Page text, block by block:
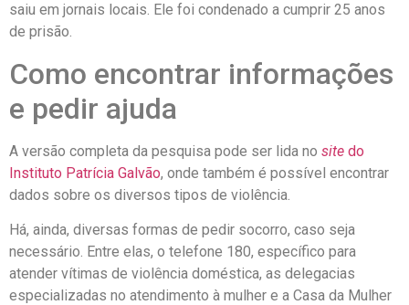
saiu em jornais locais. Ele foi condenado a cumprir 25 anos
de prisão.
Como encontrar informações
e pedir ajuda
A versão completa da pesquisa pode ser lida no site do
Instituto Patrícia Galvão, onde também é possível encontrar
dados sobre os diversos tipos de violência.
Há, ainda, diversas formas de pedir socorro, caso seja
necessário. Entre elas, o telefone 180, específico para
atender vítimas de violência doméstica, as delegacias
especializadas no atendimento à mulher e a Casa da Mulher